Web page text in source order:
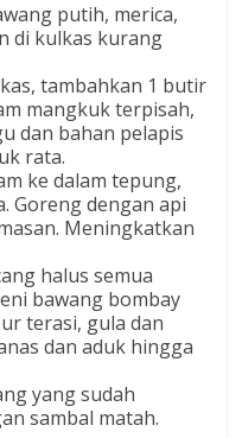
putih, merica,
di kulkas kurang
tambahkan 1 butir
mangkuk terpisah,
dan bahan pelapis
rata.
ke dalam tepung,
Goreng dengan api
Meningkatkan
halus semua
bawang bombay
terasi, gula dan
dan aduk hingga
yang sudah
sambal matah.